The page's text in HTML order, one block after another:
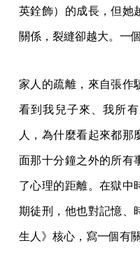
英銓飾）的成長，但她
關係，裂縫卻越大。一
家人的疏離，來自張作
看到我兒子來、我所
人，為什麼看起來都那
面那十分鐘之外的所有
了心理的距離。在獄中
期徒刑，他也對記憶、
生人》核心，寫一個有